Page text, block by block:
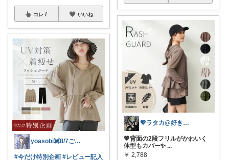
コレ いいね
yoasobi💓8/7ご購入感謝💓
#今だけ特別企画 #レビュー記入
💖ラタカ@好きなもので暮らしたい💖
💖背面の2段フリルがかわいく
体型もカバー✨ ...
￥ 2,788